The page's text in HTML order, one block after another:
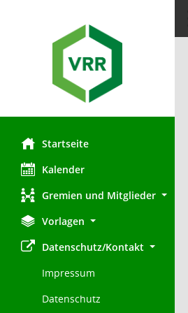
Startseite
Kalender
Gremien und Mitglieder
Vorlagen
Datenschutz/Kontakt
Impressum
Datenschutz